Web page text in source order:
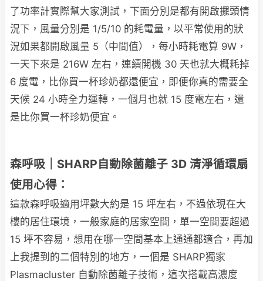
了功率計實際幫大家測試，下面分別是都有開啟擺頭情
況下，風量分別是 1/5/10 的耗電量，以平常使用的狀
況如果都開啟風量 5（中間值），每小時耗電算 9W，
一天下來是 216W 左右，連續開機 30 天也就大概耗掉
6 度電，比你買一杯珍奶都還便宜，即便你真的需要全
天候 24 小時全力運轉，一個月也就 15 度電左右，還
是比你買一杯珍奶便宜。
森呼吸｜SHARP自動除菌離子 3D 清淨循環扇
使用心得：
這款森呼吸適用坪數大約是 15 坪左右，不過依現在大
樓的居住環境，一般家庭的居家空間，單一空間要超過
15 坪不容易，想用在哪一空間基本上通通都適合，再加
上我提到的二個特別的地方，一個是 SHARP獨家
Plasmacluster 自動除菌離子技術，這次搭載高濃度